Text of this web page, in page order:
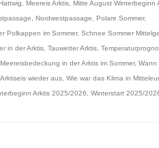
Meereis Arktis, Mitte August Winterbeginn
Nordwestpassage Polare Sommer,
Polkappen im Sommer, Schnee Sommer
in der Arktis, Tauwetter Arktis,
in der Arktis im Sommer, Wann
wieder aus, Wie war das Klima in
Arktis 2025/2026
Winterstart 2025/